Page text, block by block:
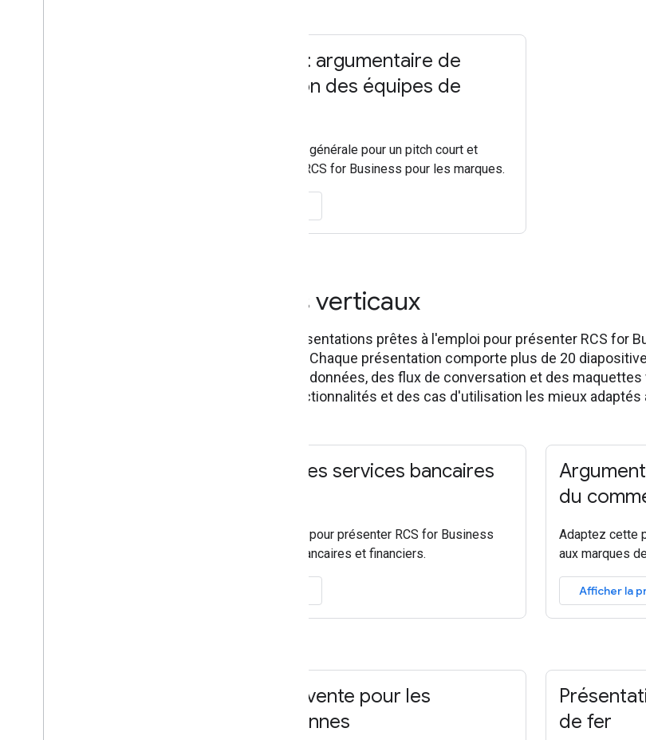
RCS for Business : argumentaire de
vente à destination des équipes de
Adaptez cette présentation générale pour un pitch court et
percutant qui met en avant RCS for Business pour les marques.
Argumentaires verticaux
Choisissez parmi cinq présentations prêtes à l'emploi pour présenter RCS for
des secteurs spécifiques. Chaque présentation comporte plus de 20
contiennent des points de données, des flux de conversation et des
secteur, ainsi que des fonctionnalités et des cas d'utilisation les mieux adaptés
Présentation sur les services bancaires
Adaptez cette présentation pour présenter RCS for Business
aux marques de services bancaires et financiers.
du
Adaptez cette
aux marques
Afficher la
Argumentaire de vente pour les
compagnies aériennes
de fer